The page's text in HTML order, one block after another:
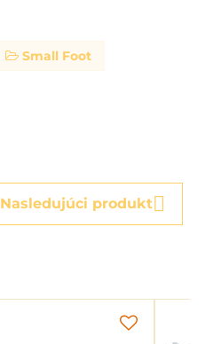
Small Foot
Nasledujúci produkt